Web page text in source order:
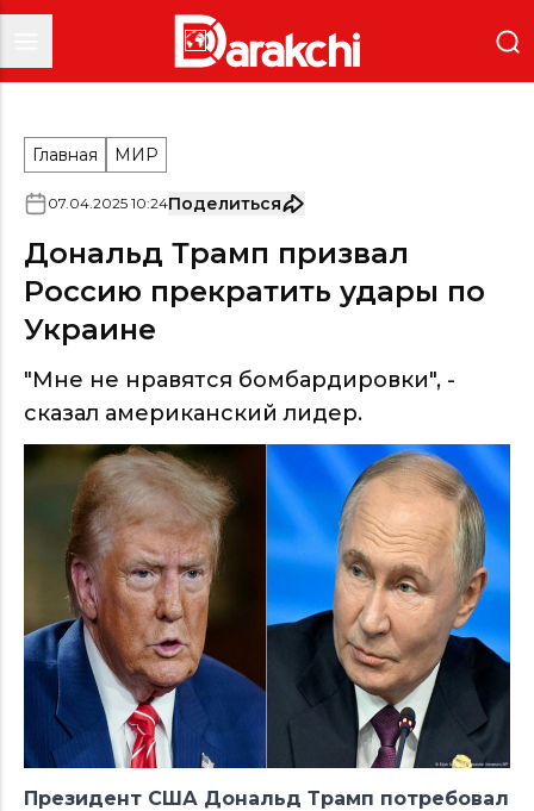
Главная МИР
07.04.2025 10:24Поделиться
Дональд Трамп призвал
Россию прекратить удары по
Украине
"Мне не нравятся бомбардировки", -
сказал американский лидер.
Президент США Дональд Трамп потребовал